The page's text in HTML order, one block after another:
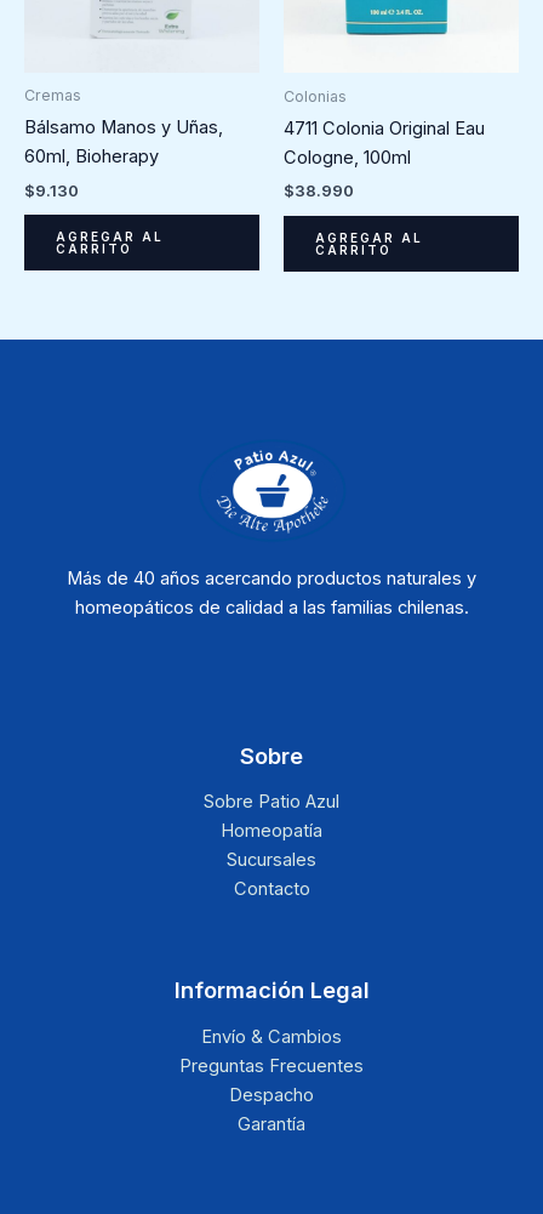
Cremas
Bálsamo Manos y Uñas,
60ml, Bioherapy
$9.130
AGREGAR AL
CARRITO
Colonias
4711 Colonia Original Eau
Cologne, 100ml
$38.990
AGREGAR AL
CARRITO
Más de 40 años acercando productos naturales y
homeopáticos de calidad a las familias chilenas.
Sobre
Sobre Patio Azul
Homeopatía
Sucursales
Contacto
Información Legal
Envío & Cambios
Preguntas Frecuentes
Despacho
Garantía